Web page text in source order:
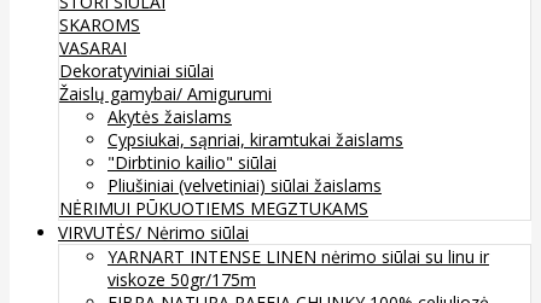
SKAROMS
VASARAI
Dekoratyviniai siūlai
Žaislų gamybai/ Amigurumi
Akytės žaislams
Cypsiukai, sąnriai, kiramtukai žaislams
"Dirbtinio kailio" siūlai
Pliušiniai (velvetiniai) siūlai žaislams
NĖRIMUI PŪKUOTIEMS MEGZTUKAMS
VIRVUTĖS/ Nėrimo siūlai
YARNART INTENSE LINEN nėrimo siūlai su linu ir
viskoze 50gr/175m